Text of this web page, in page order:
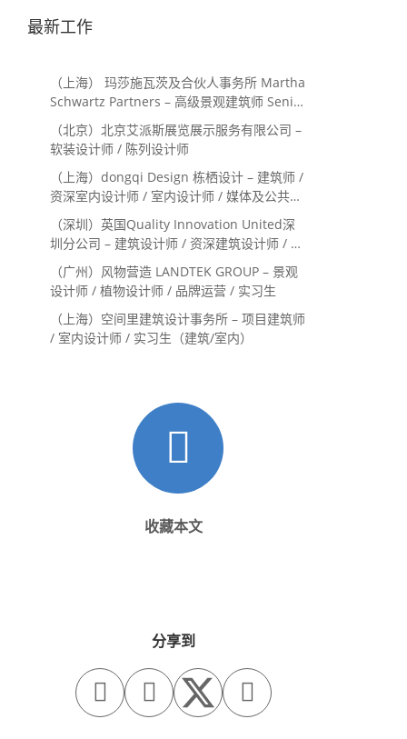
最新工作
（上海） 玛莎施瓦茨及合伙人事务所 Martha
Schwartz Partners – 高级景观建筑师 Senior
Landscape Designer / 景观建筑师
Landscape Designer
（北京）北京艾派斯展览展示服务有限公司 –
软装设计师 / 陈列设计师
（上海）dongqi Design 栋栖设计 – 建筑师 /
资深室内设计师 / 室内设计师 / 媒体及公共关
系主管 / 设计实习生（常年招聘）
（深圳）英国Quality Innovation United深
圳分公司 – 建筑设计师 / 资深建筑设计师 / 室
内设计师 / 设计实习生
（广州）风物营造 LANDTEK GROUP – 景观
设计师 / 植物设计师 / 品牌运营 / 实习生
（上海）空间里建筑设计事务所 – 项目建筑师
/ 室内设计师 / 实习生（建筑/室内）
收藏本文
分享到
  